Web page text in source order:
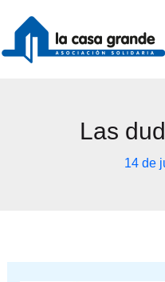
contenido
Las
14 de